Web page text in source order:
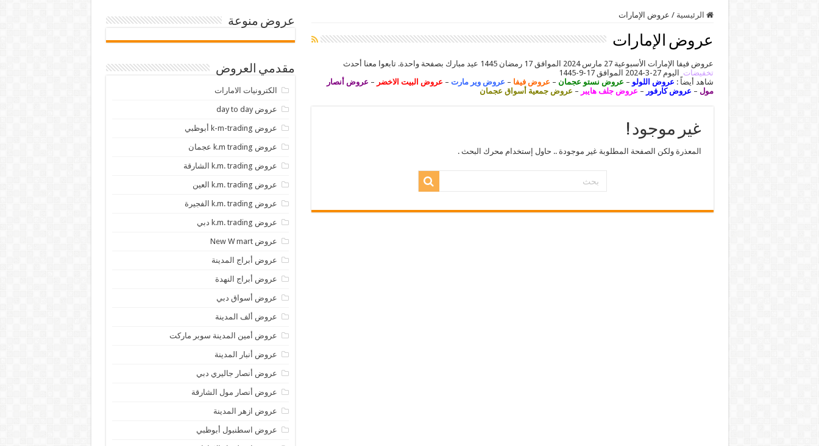
الرئيسية / عروض الإمارات
عروض الإمارات
عروض فيفا الإمارات الأسبوعية 27 مارس 2024 الموافق 17 رمضان 1445 عيد مبارك بصفحة واحدة. تابعوا معنا أحدث
تخفيضات اليوم 27-3-2024 الموافق 17-9-1445
شاهد أيضاً : عروض اللولو – عروض نستو عجمان – عروض فيفا – عروض وير مارت – عروض البيت الاخضر – عروض أنصار
مول – عروض كارفور – عروض جلف هايبر – عروض جمعية أسواق عجمان
غير موجود !
المعذرة ولكن الصفحة المطلوبة غير موجودة .. حاول إستخدام محرك البحث .
عروض منوعة
مقدمي العروض
الكترونيات الامارات
عروض day to day
عروض k-m-trading أبوظبي
عروض k.m trading عجمان
عروض k.m. trading الشارقة
عروض k.m. trading العين
عروض k.m. trading الفجيرة
عروض k.m. trading دبي
عروض New W mart
عروض أبراج المدينة
عروض أبراج النهدة
عروض أسواق دبي
عروض ألف المدينة
عروض أمين المدينة سوبر ماركت
عروض أنبار المدينة
عروض أنصار جاليري دبي
عروض أنصار مول الشارقة
عروض ازهر المدينة
عروض اسطنبول أبوظبي